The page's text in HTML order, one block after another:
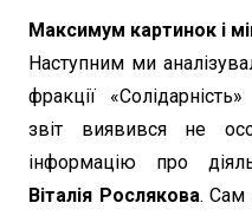
Максимум картинок і
Наступним ми
фракції «Солідарність»
звіт виявився не
інформацію про
Віталія Рослякова. Сам